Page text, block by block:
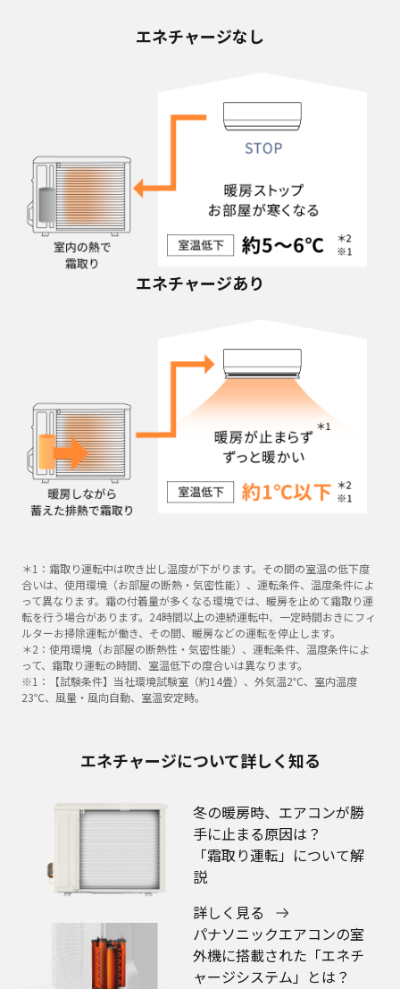
エネチャージなし
エネチャージあり
＊1：霜取り運転中は吹き出し温度が下がります。その間の室温の低下度
合いは、使用環境（お部屋の断熱・気密性能）、運転条件、温度条件によ
って異なります。霜の付着量が多くなる環境では、暖房を止めて霜取り運
転を行う場合があります。24時間以上の連続運転中、一定時間おきにフィ
ルターお掃除運転が働き、その間、暖房などの運転を停止します。
＊2：使用環境（お部屋の断熱性・気密性能）、運転条件、温度条件によ
って、霜取り運転の時間、室温低下の度合いは異なります。
※1：【試験条件】当社環境試験室（約14畳）、外気温2℃、室内温度
23℃、風量・風向自動、室温安定時。
エネチャージについて詳しく知る
冬の暖房時、エアコンが勝
手に止まる原因は？
「霜取り運転」について解
説
詳しく見る
パナソニックエアコンの室
外機に搭載された「エネチ
ャージシステム」とは？